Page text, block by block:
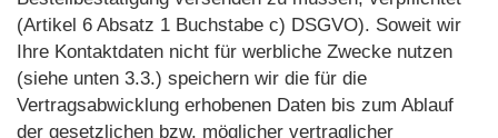
(Artikel 6 Absatz 1 Buchstabe c) DSGVO). Soweit wir
Ihre Kontaktdaten nicht für werbliche Zwecke nutzen
(siehe unten 3.3.) speichern wir die für die
Vertragsabwicklung erhobenen Daten bis zum Ablauf
der gesetzlichen bzw. möglicher vertraglicher